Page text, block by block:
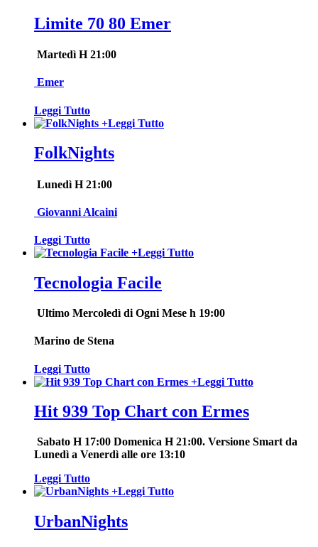
Limite 70 80 Emer
Martedì H 21:00
Emer
Leggi Tutto
+Leggi Tutto
FolkNights
Lunedì H 21:00
Giovanni Alcaini
Leggi Tutto
+Leggi Tutto
Tecnologia Facile
Ultimo Mercoledì di Ogni Mese h 19:00
Marino de Stena
Leggi Tutto
+Leggi Tutto
Hit 939 Top Chart con Ermes
Sabato H 17:00 Domenica H 21:00. Versione Smart da
Lunedì a Venerdì alle ore 13:10
Leggi Tutto
+Leggi Tutto
UrbanNights